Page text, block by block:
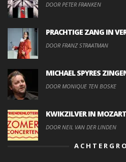
DOOR PETER FRANKEN
PRACHTIGE ZANG IN
DOOR FRANZ STRAATMAN
MICHAEL SPYRES
DOOR MONIQUE TEN BOSKE
KWIKZILVER IN
DOOR NEIL VAN DER LINDEN